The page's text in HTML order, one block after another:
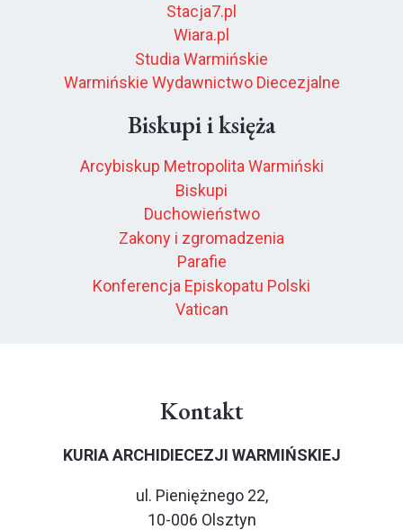
Stacja7.pl
Wiara.pl
Studia Warmińskie
Warmińskie Wydawnictwo Diecezjalne
Biskupi i księża
Arcybiskup Metropolita Warmiński
Biskupi
Duchowieństwo
Zakony i zgromadzenia
Parafie
Konferencja Episkopatu Polski
Vatican
Kontakt
KURIA ARCHIDIECEZJI WARMIŃSKIEJ
ul. Pieniężnego 22,
10-006 Olsztyn